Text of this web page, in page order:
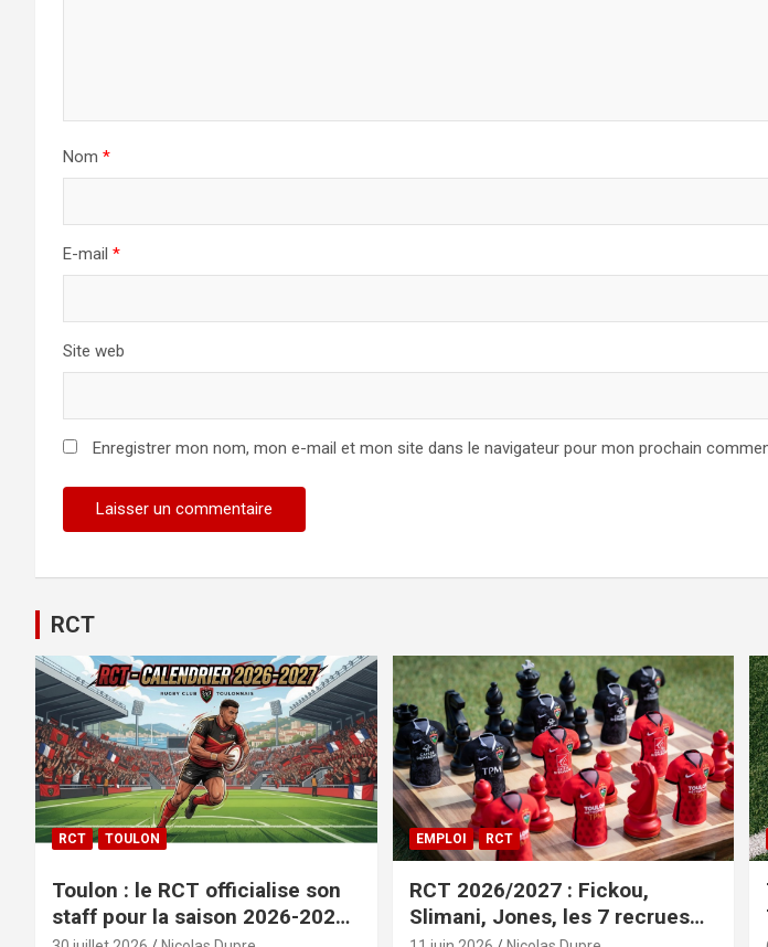
Nom *
E-mail *
Site web
Enregistrer mon nom, mon e-mail et mon site dans le navigateur pour mon prochain
RCT
RCT TOULON
Toulon : le RCT officialise son
staff pour la saison 2026-2027+
EMPLOI RCT
RCT 2026/2027 : Fickou,
Slimani, Jones, les 7 recrues